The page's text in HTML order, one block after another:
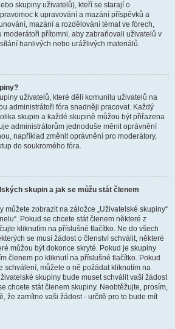
skupiny uživatelů), kteří se starají o
k upravování a mazání příspěvků a
mazání a rozdělování témat ve fórech,
moderátoři přítomni, aby zabraňovali uživatelů v
hanlivých nebo urážlivých materiálů.
uživatelů, které dělí komunitu uživatelů na
administrátoři fóra snadněji pracovat. Každý
skupin a každé skupině můžou být přiřazena
administrátorům jednoduše měnit oprávnění
například změnit oprávnění pro moderátory,
do soukromého fóra.
skupin a jak se můžu stát členem
můžete zobrazit na záložce „Uživatelské skupiny“
Pokud se chcete stát členem některé z
kliknutím na příslušné tlačítko. Ne do všech
se musí žádost o členství schválit, některé
můžou být dokonce skryté. Pokud je skupiny
členem po kliknutí na příslušné tlačítko. Pokud
schválení, můžete o ně požádat kliknutím na
skupiny bude muset schválit vaši žádost
chcete stát členem skupiny. Neobtěžujte, prosím,
že zamítne vaši žádost - určitě pro to bude mít